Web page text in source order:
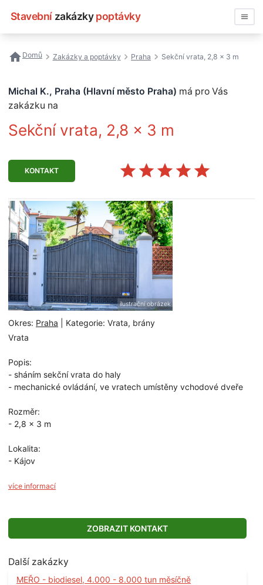
Stavební zakázky poptávky
Nejčastější vyhledávání
Registrace firmy
Domů Zakázky a poptávky Praha Sekční vrata, 2,8 x 3 m
Michal K., Praha (Hlavní město Praha) má pro Vás
zakázku na
Sekční vrata, 2,8 x 3 m
KONTAKT
Okres: Praha | Kategorie: Vrata, brány
Vrata
Popis:
- sháním sekční vrata do haly
- mechanické ovládání, ve vratech umístěny vchodové dveře
Rozměr:
- 2,8 x 3 m
Lokalita:
- Kájov
více informací
ZOBRAZIT KONTAKT
Další zakázky
MEŘO - biodiesel, 4.000 - 8.000 tun měsíčně
ilustrační obrázek